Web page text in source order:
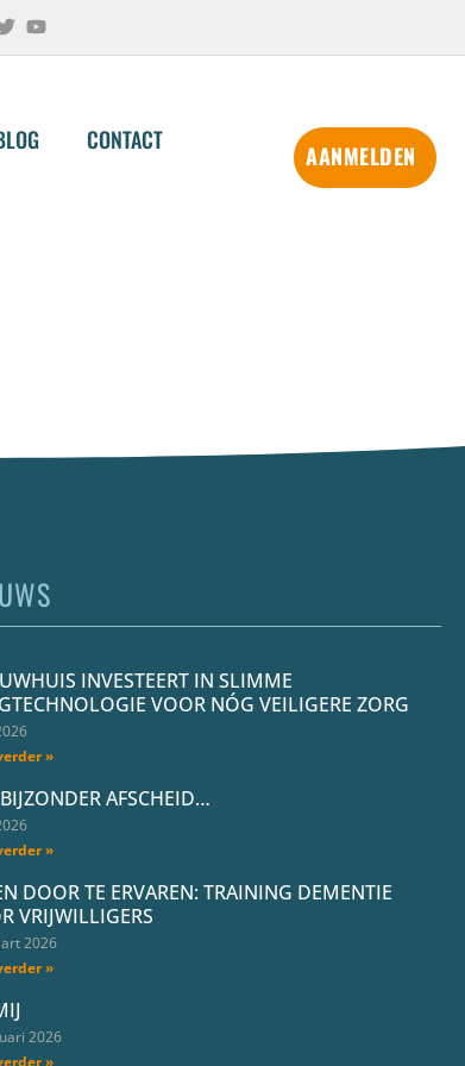
CONTACT
AANMELDEN
INVESTEERT IN SLIMME
VOOR NÓG VEILIGERE ZORG
»
AFSCHEID…
»
DOOR TE ERVAREN: TRAINING DEMENTIE
VRIJWILLIGERS
2026
»
2026